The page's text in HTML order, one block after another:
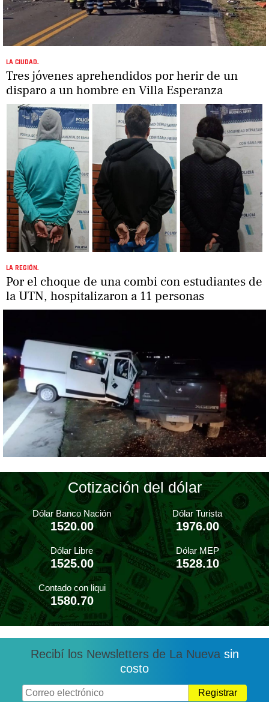
LA CIUDAD.
Tres jóvenes aprehendidos por herir de un
disparo a un hombre en Villa Esperanza
LA REGIÓN.
Por el choque de una combi con estudiantes de
la UTN, hospitalizaron a 11 personas
Cotización del dólar
Dólar Banco Nación
1520.00
Dólar Turista
1976.00
Dólar Libre
1525.00
Dólar MEP
1528.10
Contado con liqui
1580.70
Recibí los Newsletters de La Nueva sin
costo
Registrar